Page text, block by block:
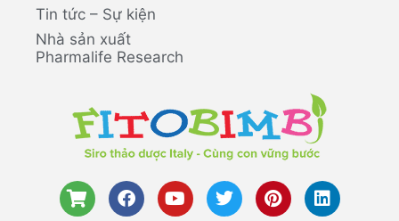
Tin tức – Sự kiện
Nhà sản xuất
Pharmalife Research